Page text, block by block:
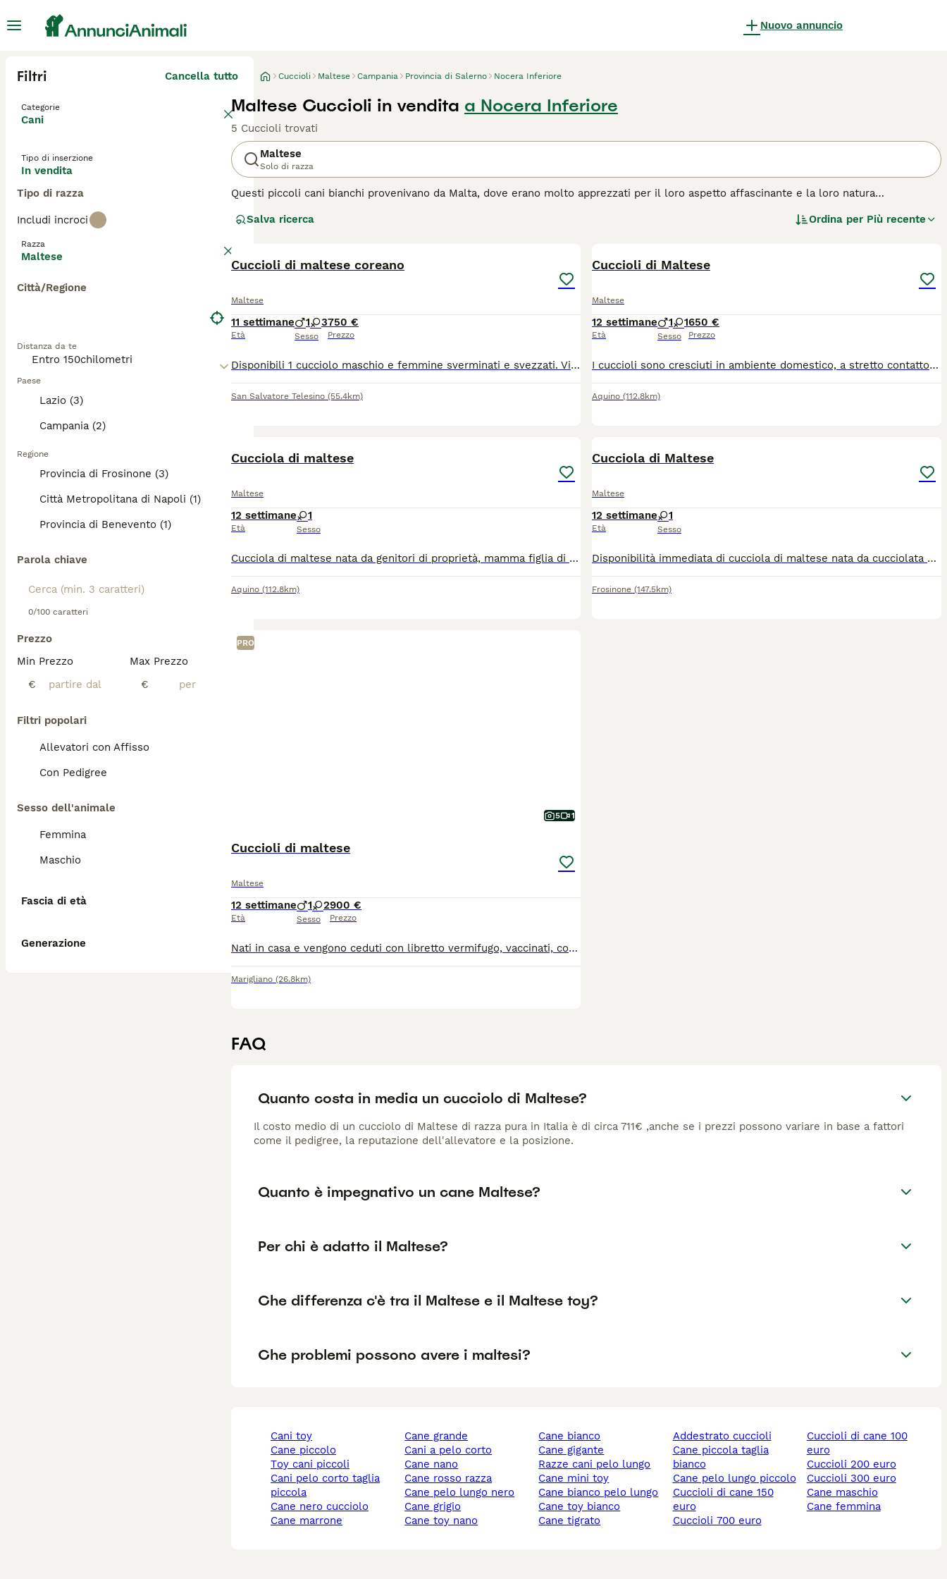
Nuovo annuncio
Filtri Cancella tutto
Categorie
Cani
Tipo di inserzione
In vendita
Tipo di razza
Includi incroci
Razza
Maltese
Città/Regione
Distanza da te
Paese
Lazio (3)
Campania (2)
Regione
Provincia di Frosinone (3)
Città Metropolitana di Napoli (1)
Provincia di Benevento (1)
Parola chiave
0/100 caratteri
Prezzo
Min Prezzo
€
Max Prezzo
€
Filtri popolari
Allevatori con Affisso
Con Pedigree
Sesso dell'animale
Femmina
Maschio
Fascia di età
Generazione
Cuccioli Maltese Campania Provincia di Salerno Nocera Inferiore
Maltese Cuccioli in vendita a Nocera Inferiore
5 Cuccioli trovati
Maltese
Solo di razza
Questi piccoli cani bianchi provenivano da Malta, dove erano molto apprezzati per il loro aspetto affascinante e la loro natura
cane affascinante, estremamente leale e affettuoso. Nonostante la sua piccola statura, ha una personalità prorompente ed è una vera
Leggi lanostra pagina di consigli sul Maltese per informazioni su questa razza di cane.
Salva ricerca Ordina per Più recente
Cuccioli di maltese coreano
Maltese
11 settimane
Età
1 3
Sesso
750 €
Prezzo
Disponibili 1 cucciolo maschio e femmine sverminati e svezzati. Vivaci e giocherelloni. Li ho sottoposti a vista dal veterinario.
San Salvatore Telesino (55.4km)
Cuccioli di Maltese
Maltese
12 settimane
Età
1 1
Sesso
650 €
Prezzo
I cuccioli sono cresciuti in ambiente domestico, a stretto contatto con le persone, abituati alla vita in famiglia e seguiti con la massima cura e attenzione. Saranno ceduti con libretto sanitario, sverminazione effettuata e prima vaccinazione. Se presi dopo il 27 luglio sarà effettuato anche il secondo vaccino da noi. Razza nota per il carattere dolce, affettuoso e adatta anche alla vita in appartamento. Per ulteriori informazioni, foto o per conoscere i cuccioli, non esitate a contattarmi. Sarò lieta di fornire tutti i dettagli e di rispondere a qualsiasi domanda.
Aquino (112.8km)
Cucciola di maltese
Maltese
12 settimane
Età
1
Sesso
Cucciola di maltese nata da genitori di proprietà, mamma figlia di coreano 2,2 kg, papà europeo con pedigree ENCI 2 kg. La cucciola è già abituata alla traversina e convive con altri cani, presunto peso da adulta max 2.5 kg.
Aquino (112.8km)
Cucciola di Maltese
Maltese
12 settimane
Età
1
Sesso
Disponibilità immediata di cucciola di maltese nata da cucciolata casalinga, genitori di proprietà visibili in loco, papà 2 kg con pedigree ENCI, mamma 2.2 kg figlia di coreano. La cucciola ha già eseguito cicli di sverminazioni e primo vaccino, verrà consegnata con libretto sanitario. Prezzo speciale per ritiro immediato 🐾🩷 Per maggiori info chiamare il n. 3203065403
Frosinone (147.5km)
PRO
5 1
Cuccioli di maltese
Maltese
12 settimane
Età
1 2
Sesso
900 €
Prezzo
Nati in casa e vengono ceduti con libretto vermifugo, vaccinati, con microchip e pedigree Enci. Al momento pesano circa 850 grammi.
Marigliano (26.8km)
FAQ
Quanto costa in media un cucciolo di Maltese?
Il costo medio di un cucciolo di Maltese di razza pura in Italia è di circa 711€ ,anche se i prezzi possono variare in base a fattori
come il pedigree, la reputazione dell'allevatore e la posizione.
Quanto è impegnativo un cane Maltese?
Per chi è adatto il Maltese?
Che differenza c'è tra il Maltese e il Maltese toy?
Che problemi possono avere i maltesi?
cani toy
cane piccolo
toy cani piccoli
cani pelo corto taglia
piccola
cane nero cucciolo
cane marrone
cane grande
cani a pelo corto
cane nano
cane rosso razza
cane pelo lungo nero
cane grigio
cane toy nano
cane bianco
cane gigante
razze cani pelo lungo
cane mini toy
cane bianco pelo lungo
cane toy bianco
cane tigrato
addestrato cuccioli
cane piccola taglia
bianco
cane pelo lungo piccolo
cuccioli di cane 150
euro
cuccioli 700 euro
cuccioli di cane 100
euro
cuccioli 200 euro
cuccioli 300 euro
cane maschio
cane femmina